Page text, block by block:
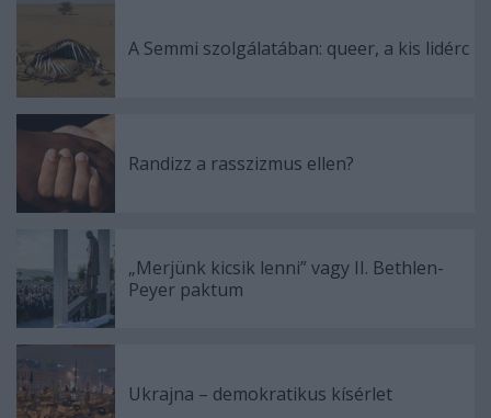
A Semmi szolgálatában: queer, a kis lidérc
Randizz a rasszizmus ellen?
„Merjünk kicsik lenni” vagy II. Bethlen-
Peyer paktum
Ukrajna – demokratikus kísérlet